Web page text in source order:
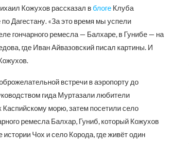
Кожухов рассказал вблоге Клуба
Дагестану. «За это время мы успели
гончарного ремесла — Балхаре, в Гунибе — на
где Иван Айвазовский писал картины. И
встречи в аэропорту до
гида Муртазали любители
морю, затем посетили село
ремесла Балхар, Гуниб, который Кожухов
Чох и село Корода, где живёт один